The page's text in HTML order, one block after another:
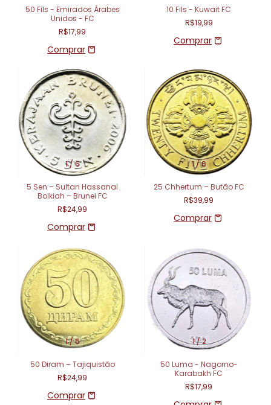
50 Fils - Emirados Árabes
Unidos - FC
R$17,99
10 Fils - Kuwait FC
R$19,99
1/6
5 Sen – Sultan Hassanal
Bolkiah – Brunei FC
R$24,99
1/6
25 Chhertum – Butão FC
R$39,99
1/6
50 Diram – Tajiquistão
R$24,99
1/2
50 Luma - Nagorno-
Karabakh FC
R$17,99